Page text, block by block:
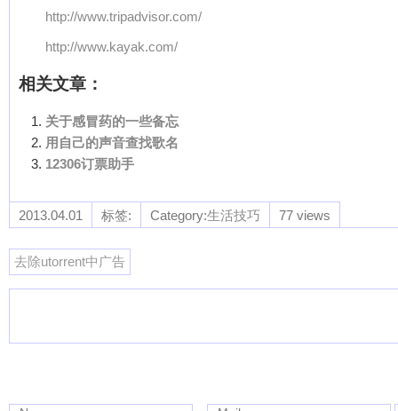
http://www.tripadvisor.com/
http://www.kayak.com/
相关文章：
关于感冒药的一些备忘
用自己的声音查找歌名
12306订票助手
2013.04.01 标签: Category:生活技巧 77 views
去除utorrent中广告